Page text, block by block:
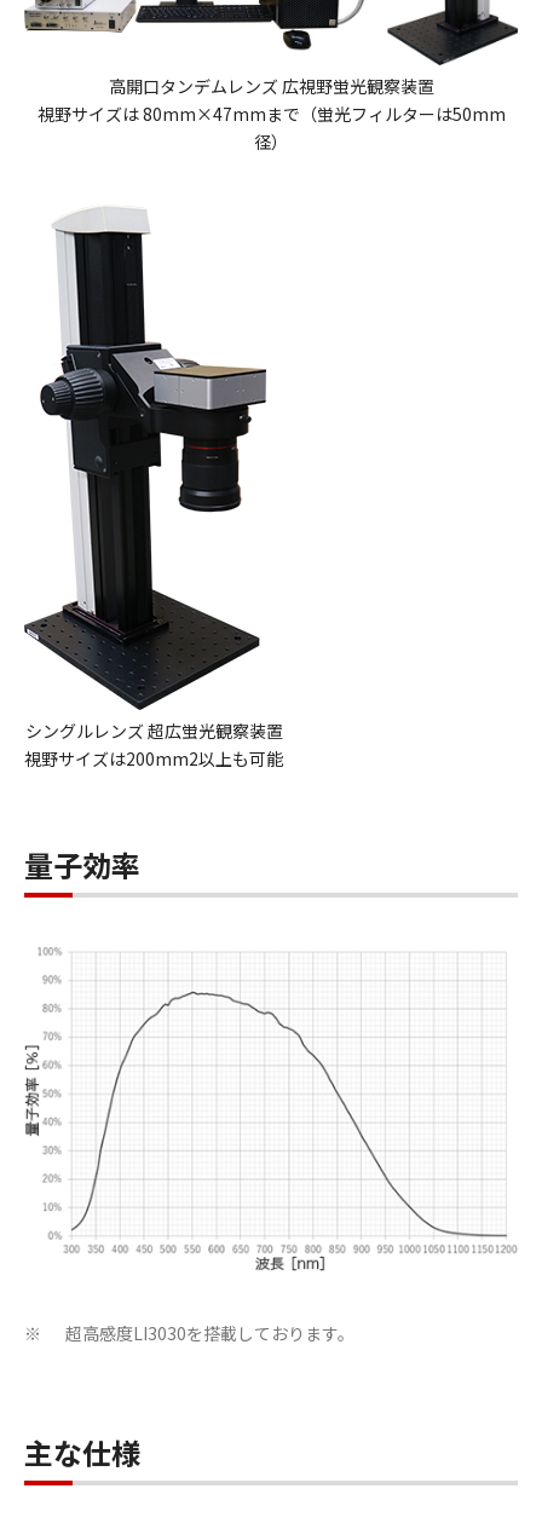
高開口タンデムレンズ 広視野蛍光観察装置
視野サイズは 80mm×47mmまで（蛍光フィルターは50mm
径）
シングルレンズ 超広蛍光観察装置
視野サイズは200mm2以上も可能
量子効率
※ 超高感度LI3030を搭載しております。
主な仕様